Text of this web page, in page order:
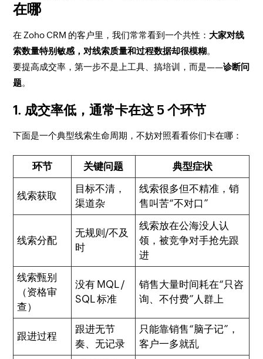
在哪
在 Zoho CRM 的客户里，我们常常看到一个共性： 大家对线
索数量特别敏感，对线索质量和过程数据却很模糊。
要提高成交率，第一步不是上工具、搞培训，而是——诊断问
题。
1. 成交率低，通常卡在这 5 个环节
下面是一个典型线索生命周期，不妨对照看看你们卡在哪：
环节 关键问题 典型症状
线索获取
目标不清，
渠道杂
线索很多但不精准，销
售叫苦“不对口”
线索分配
无规则/不及
时
线索放在公海没人认
领，被竞争对手抢先跟
进
线索甄别
（资格审
查）
没有 MQL /
SQL 标准
销售大量时间耗在“只咨
询、不付费”人群上
跟进过程
跟进无节
奏、无记录
只能靠销售“脑子记”，
客户一多就乱